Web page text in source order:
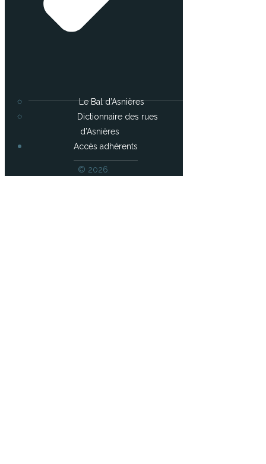
Le Bal d’Asnières
Dictionnaire des rues
d’Asnières
Accès adhérents
© 2026.